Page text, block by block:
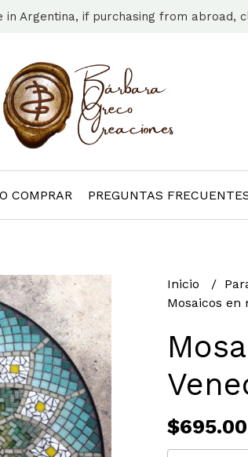
in Argentina, if purchasing from abroad,
COMPRAR PREGUNTAS
Inicio
Mosaicos en